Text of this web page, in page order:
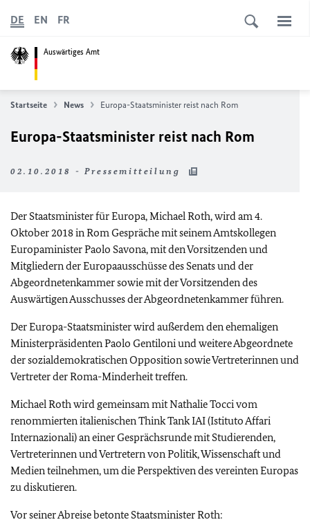
Auswärtiges Amt
DE EN FR
Startseite News Europa-Staatsminister reist nach Rom
Europa-Staatsminister reist nach Rom
02.10.2018 - Pressemitteilung
Der Staatsminister für Europa, Michael Roth, wird am 4.
Oktober 2018 in Rom Gespräche mit seinem Amtskollegen
Europaminister Paolo Savona, mit den Vorsitzenden und
Mitgliedern der Europaausschüsse des Senats und der
Abgeordnetenkammer sowie mit der Vorsitzenden des
Auswärtigen Ausschusses der Abgeordnetenkammer führen.
Der Europa-Staatsminister wird außerdem den ehemaligen
Ministerpräsidenten Paolo Gentiloni und weitere Abgeordnete
der sozialdemokratischen Opposition sowie Vertreterinnen und
Vertreter der Roma-Minderheit treffen.
Michael Roth wird gemeinsam mit Nathalie Tocci vom
renommierten italienischenThink TankIAI (Istituto Affari
Internazionali) an einer Gesprächsrunde mit Studierenden,
Vertreterinnen und Vertretern von Politik, Wissenschaft und
Medien teilnehmen, um die Perspektiven des vereinten Europas
zu diskutieren.
Vor seiner Abreise betonte Staatsminister Roth: